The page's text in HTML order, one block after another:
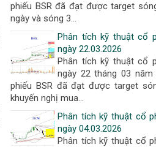
phiếu BSR đã đạt được target
ngày và sóng 3...
Phân tích kỹ thuật cổ
ngày 22.03.2026
Phân tích kỹ thuật cổ
ngày 22 tháng 03 năm
phiếu BSR đã đạt được target
khuyến nghị mua...
Phân tích kỹ thuật cổ
ngày 04.03.2026
Phân tích kỹ thuật cổ